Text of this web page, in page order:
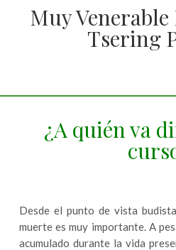
Muy Venerable
Tsering
¿A quién va
Desde el punto de vista
muerte es muy importante. A
acumulado durante la vida